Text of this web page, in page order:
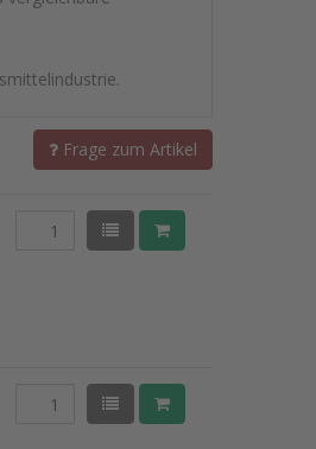
Frage zum Artikel